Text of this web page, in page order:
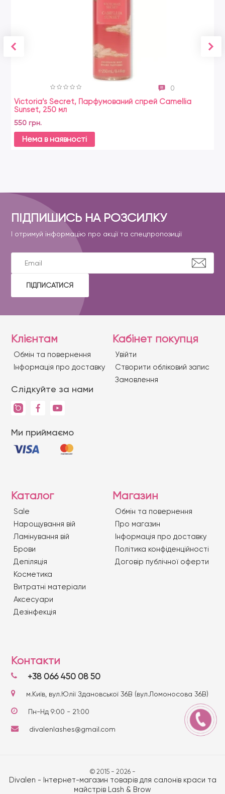
0
Victoria’s Secret, Парфумований спрей Camellia
Sunset, 250 мл
550 грн.
Нема в наявності
ПІДПИШИСЬ НА РОЗСИЛКУ
І отримуй інформацію про акції та спецпропозиції
ПІДПИСАТИСЯ
Клієнтам
Обмін та повернення
Iнформація про доставку
Слідкуйте за нами
Ми приймаємо
Кабінет покупця
Увійти
Створити обліковий запис
Замовлення
Каталог
Sale
Нарощування вій
Ламінування вій
Брови
Депіляція
Косметика
Витратні матеріали
Аксесуари
Дезінфекція
Магазин
Обмін та повернення
Про магазин
Iнформація про доставку
Політика конфіденційності
Договір публічної оферти
Контакти
+38 066 450 08 50
м.Київ, вул.Юлії Здановської 36В (вул.Ломоносова 36В)
Пн-Нд 9:00 - 21:00
divalenlashes@gmail.com
© 2015 - 2026 -
Divalen - Інтернет-магазин товарів для салонів краси та
майстрів Lash & Brow